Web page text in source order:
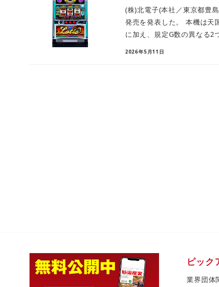
(株)北電子(本社／東京都豊
発売を発表した。 本機は天
に加え、規定G数の異なる
2026年5月11日
ピック
業界団体